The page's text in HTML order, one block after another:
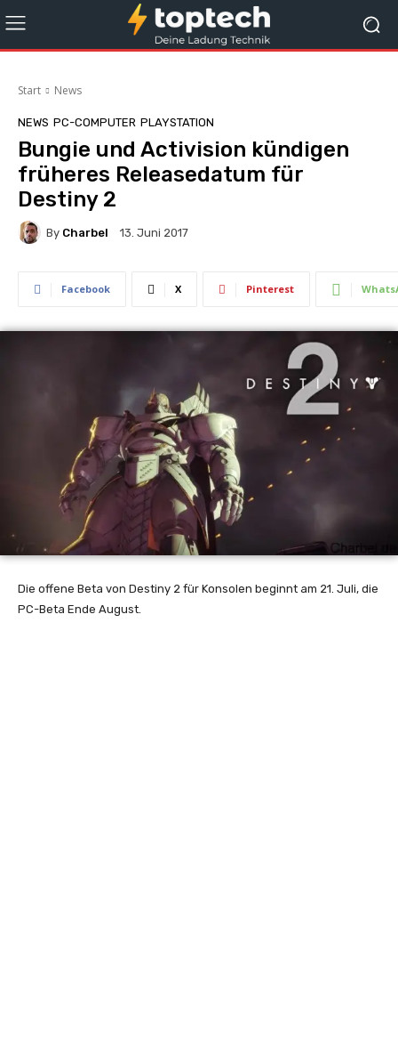
Start News
NEWS PC-COMPUTER PLAYSTATION
Bungie und Activision kündigen
früheres Releasedatum für
Destiny 2
By Charbel 13. Juni 2017
Facebook X Pinterest
Die offene Beta von Destiny 2 für Konsolen beginnt am 21. Juli, die
PC-Beta Ende August.